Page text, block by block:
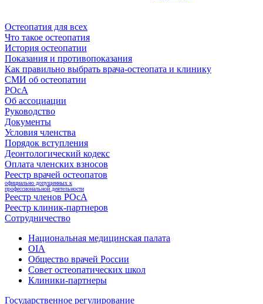
Остеопатия для всех
Что такое остеопатия
История остеопатии
Показания и противопоказания
Как правильно выбрать врача-остеопата и клинику
СМИ об остеопатии
РОсА
Об ассоциации
Руководство
Документы
Условия членства
Порядок вступления
Деонтологический кодекс
Оплата членских взносов
Реестр врачей остеопатов
официально допущенных к
профессиональной деятельности
Реестр членов РОсА
Реестр клиник-партнеров
Сотрудничество
Национальная медицинская палата
OIA
Общество врачей России
Совет остеопатических школ
Клиники-партнеры
Государственное регулирование